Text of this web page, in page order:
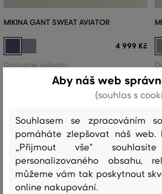
MIKINA GANT SWEAT AVIATOR
4 999 Kč
Dostupné velikosti:
Recenze
JAK SEDĚLA VYBRANÁ VELIKOST
Aby náš web
(souhlas s
Souhlasem se zpracováním
pomáháte zlepšovat náš web.
„Přijmout vše"
personalizovaného obsahu,
můžeme vám tak poskytnout
online nakupování.